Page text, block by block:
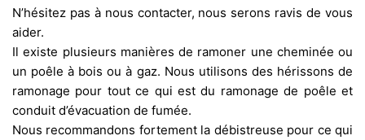
N’hésitez pas à nous contacter, nous serons ravis de vous
aider.
Il existe plusieurs manières de ramoner une cheminée ou
un poêle à bois ou à gaz. Nous utilisons des hérissons de
ramonage pour tout ce qui est du ramonage de poêle et
conduit d’évacuation de fumée.
Nous recommandons fortement la débistreuse pour ce qui